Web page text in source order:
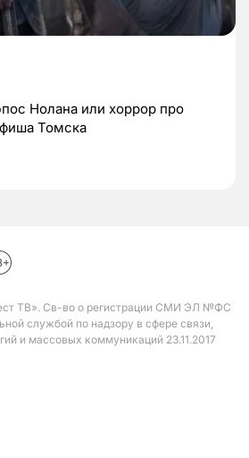
Нолана или хоррор про
Томска
ТВ». Св-во о регистрации СМИ ЭЛ №ФС
службой по надзору в сфере связи,
и массовых коммуникаций 23.11.2017